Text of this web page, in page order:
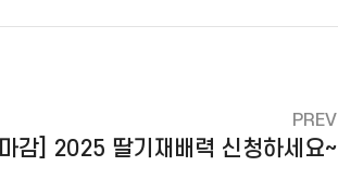
PREV
[마감] 2025 딸기재배력 신청하세요~